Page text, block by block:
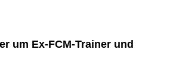
um Ex-FCM-Trainer und